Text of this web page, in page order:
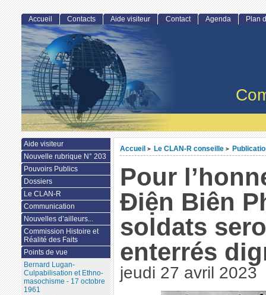
Accueil > Le CLAN-R conseille >
Pour
Ðiện Biên
soldats
enterrés
jeudi 27 avril 2023
Accueil Contacts Aide visiteur Contact Agenda Plan
Aide visiteur
Nouvelle rubrique N° 203
Pouvoirs Publics
Dossiers
Le CLAN-R
Communication
Nouvelles d’ailleurs...
Commission Histoire et
Réalité des Faits
Points de vue
Bernard Lugan-
Culpabilisation et Ethno-
masochisme - 17 octobre
1961